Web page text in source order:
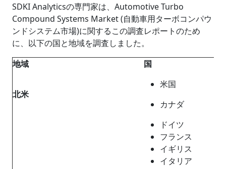
SDKI Analyticsの専門家は、Automotive Turbo
Compound Systems Market (自動車用ターボコンパウ
ンドシステム市場)に関するこの調査レポートのため
に、以下の国と地域を調査しました。
地域
国
北米
米国
カナダ
ドイツ
フランス
イギリス
イタリア